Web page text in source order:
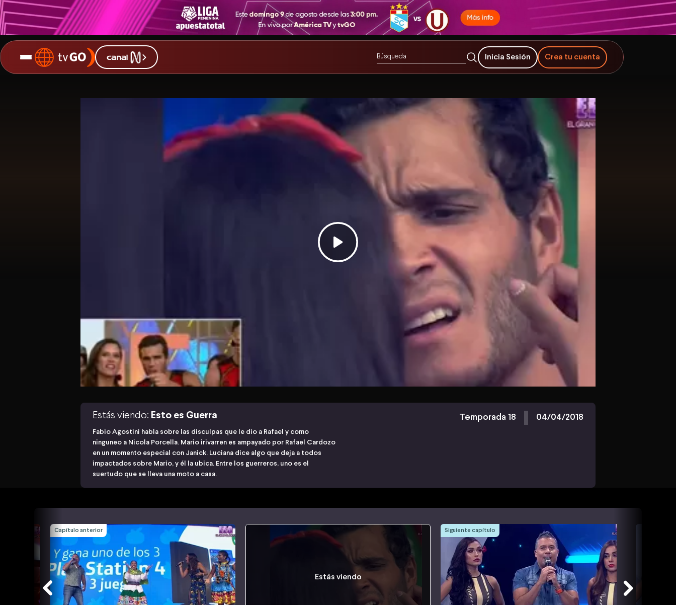
Inicia Sesión Crea tu cuenta
Estás viendo: Esto es Guerra
Fabio Agostini habla sobre las disculpas que le dio a Rafael y como
ninguneo a Nicola Porcella. Mario irivarren es ampayado por Rafael Cardozo
en un momento especial con Janick. Luciana dice algo que deja a todos
impactados sobre Mario, y él la ubica. Entre los guerreros, uno es el
suertudo que se lleva una moto a casa.
Temporada 18 04/04/2018
Capítulo anterior
Estás viendo
Siguiente capítulo